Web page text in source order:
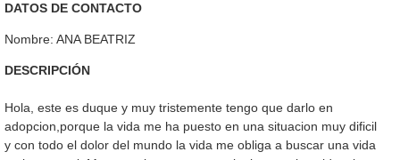
DATOS DE CONTACTO
Nombre: ANA BEATRIZ
DESCRIPCIÓN
Hola, este es duque y muy tristemente tengo que darlo en
adopcion,porque la vida me ha puesto en una situacion muy dificil
y con todo el dolor del mundo la vida me obliga a buscar una vida